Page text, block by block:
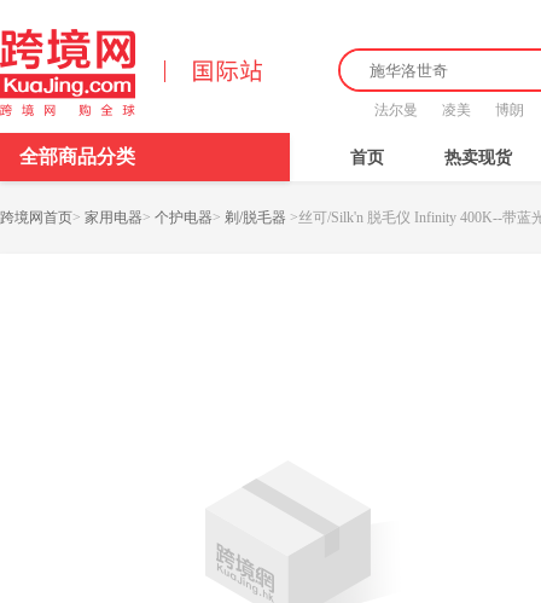
法尔曼 凌美 博朗
全部商品分类 首页 热卖现货
跨境网首页> 家用电器> 个护电器> 剃/脱毛器 >丝可/Silk'n 脱毛仪 Infinity 400K--带蓝